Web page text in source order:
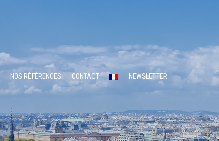
NOS RÉFÉRENCES CONTACT NEWSLETTER